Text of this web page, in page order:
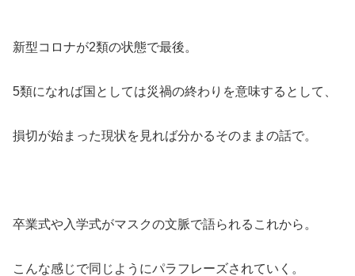
新型コロナが2類の状態で最後。
5類になれば国としては災禍の終わりを意味するとして、
損切が始まった現状を見れば分かるそのままの話で。
卒業式や入学式がマスクの文脈で語られるこれから。
こんな感じで同じようにパラフレーズされていく。